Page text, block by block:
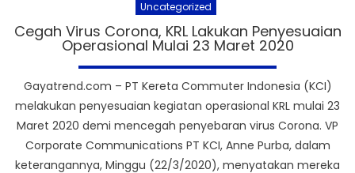
Uncategorized
Cegah Virus Corona, KRL Lakukan Penyesuaian
Operasional Mulai 23 Maret 2020
Gayatrend.com – PT Kereta Commuter Indonesia (KCI)
melakukan penyesuaian kegiatan operasional KRL mulai 23
Maret 2020 demi mencegah penyebaran virus Corona. VP
Corporate Communications PT KCI, Anne Purba, dalam
keterangannya, Minggu (22/3/2020), menyatakan mereka